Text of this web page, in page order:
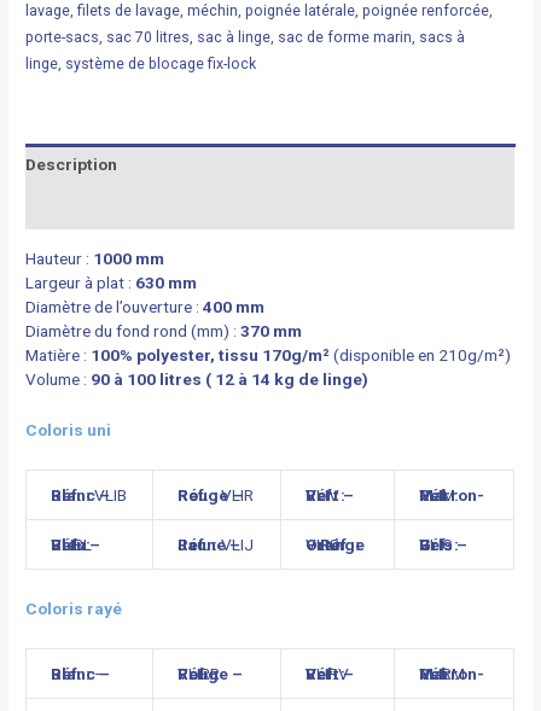
lavage,filets de lavage,méchin,poignée latérale,poignée renforcée,
porte-sacs, sac 70 litres, sac à linge, sac de forme marin, sacs à
linge, système de blocage fix-lock
Description
Hauteur : 1000 mm
Largeur à plat : 630 mm
Diamètre de l’ouverture :400 mm
Diamètre du fond rond (mm) :370 mm
Matière : 100% polyester, tissu 170g/m²(disponible en 210g/m²)
Volume : 90 à 100 litres ( 12 à 14 kg de linge)
Coloris uni
Blanc – Réf. :VLIB Rouge – Réf. :VLIR Vert – Réf. :
VLIV Marron- Réf. :
VLIM
Bleu – Réf. :
VLIBL Jaune – Réf. :VLIJ Orange – Réf. :
VLIO Gris – Réf. :
VLIG
Coloris rayé
Blanc – Réf. :– Rouge – Réf. :
VLIRR Vert – Réf. :
VLIRV Marron- Réf. :
VLIRM